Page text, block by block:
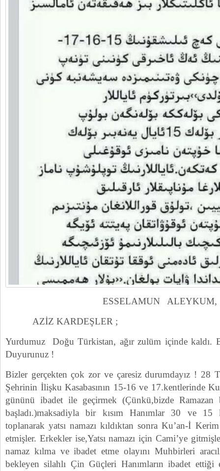
ESSELAMUN ALEYKUM,
AZİZ KARDEŞLER ;
Yurdumuz Doğu Türkistan, ağır zulüm içinde kaldı.
Duyurunuz !
Bizler gerçekten çok zor ve çaresiz durumdayız ! 28
Şehrinin İlişku Kasabasının 15-16 ve 17.kentlerinde
gününü ibadet ile geçirmek (Çünkü,bizde Ramazan
başladı.)maksadiyla bir kısım Hanımlar 30 ve
toplanarak yatsı namazı kıldıktan sonra Ku’an-İ
etmişler. Erkekler ise,Yatsı namazı için Cami’ye
namaz kılma ve ibadet etme olayını Muhbirleri
bekleyen silahlı Çin Güçleri Hanımların ibadet ettiği